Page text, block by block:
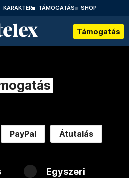
KARAKTER TÁMOGATÁS SHOP
Támogatás
PayPal Átutalás
Egyszeri